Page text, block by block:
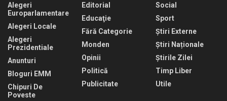
Alegeri
Europarlamentare
Alegeri Locale
Alegeri
Prezidentiale
Anunturi
Bloguri EMM
Chipuri De
Poveste
Editorial
Educaţie
Fără Categorie
Monden
Opinii
Politică
Publicitate
Social
Sport
Știri Externe
Știri Naționale
Știrile Zilei
Timp Liber
Utile